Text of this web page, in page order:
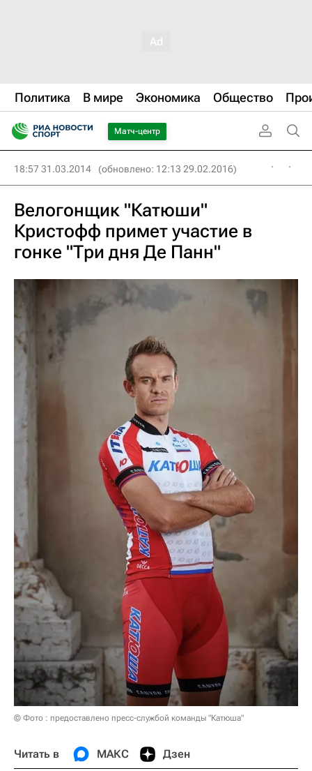
Политика В мире Экономика Общество
Матч-центр
18:57 31.03.2014 (обновлено: 12:13 29.02.2016)
Велогонщик "Катюши"
Кристофф примет участие в
гонке "Три дня Де Панн"
© Фото : предоставлено пресс-службой команды "Катюша"
Читать в МАКС Дзен